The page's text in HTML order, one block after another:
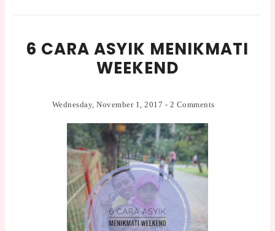
6 CARA ASYIK MENIKMATI
WEEKEND
Wednesday, November 1, 2017 - 2 Comments